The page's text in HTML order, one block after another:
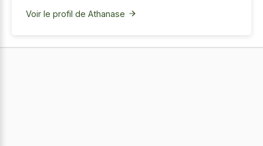
Voir le profil de Athanase